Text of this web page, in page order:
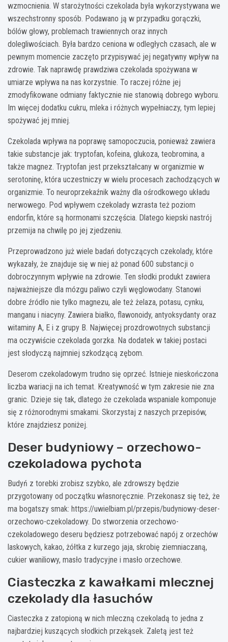
wzmocnienia. W starożytności czekolada była wykorzystywana we
wszechstronny sposób. Podawano ją w przypadku gorączki,
bólów głowy, problemach trawiennych oraz innych
dolegliwościach. Była bardzo ceniona w odległych czasach, ale w
pewnym momencie zaczęto przypisywać jej negatywny wpływ na
zdrowie. Tak naprawdę prawdziwa czekolada spożywana w
umiarze wpływa na nas korzystnie. To raczej różne jej
zmodyfikowane odmiany faktycznie nie stanowią dobrego wyboru.
Im więcej dodatku cukru, mleka i różnych wypełniaczy, tym lepiej
spożywać jej mniej.
Czekolada wpływa na poprawę samopoczucia, ponieważ zawiera
takie substancje jak: tryptofan, kofeina, glukoza, teobromina, a
także magnez. Tryptofan jest przekształcany w organizmie w
serotoninę, która uczestniczy w wielu procesach zachodzących w
organizmie. To neuroprzekaźnik ważny dla ośrodkowego układu
nerwowego. Pod wpływem czekolady wzrasta też poziom
endorfin, które są hormonami szczęścia. Dlatego kiepski nastrój
przemija na chwilę po jej zjedzeniu.
Przeprowadzono już wiele badań dotyczących czekolady, które
wykazały, że znajduje się w niej aż ponad 600 substancji o
dobroczynnym wpływie na zdrowie. Ten słodki produkt zawiera
najważniejsze dla mózgu paliwo czyli węglowodany. Stanowi
dobre źródło nie tylko magnezu, ale też żelaza, potasu, cynku,
manganu i niacyny. Zawiera białko, flawonoidy, antyoksydanty oraz
witaminy A, E i z grupy B. Najwięcej prozdrowotnych substancji
ma oczywiście czekolada gorzka. Na dodatek w takiej postaci
jest słodyczą najmniej szkodzącą zębom.
Deserom czekoladowym trudno się oprzeć. Istnieje nieskończona
liczba wariacji na ich temat. Kreatywność w tym zakresie nie zna
granic. Dzieje się tak, dlatego że czekolada wspaniale komponuje
się z różnorodnymi smakami. Skorzystaj z naszych przepisów,
które znajdziesz poniżej.
Deser budyniowy – orzechowo-
czekoladowa pychota
Budyń z torebki zrobisz szybko, ale zdrowszy będzie
przygotowany od początku własnoręcznie. Przekonasz się też, że
ma bogatszy smak: https://uwielbiam.pl/przepis/budyniowy-deser-
orzechowo-czekoladowy. Do stworzenia orzechowo-
czekoladowego deseru będziesz potrzebować napój z orzechów
laskowych, kakao, żółtka z kurzego jaja, skrobię ziemniaczaną,
cukier waniliowy, masło tradycyjne i masło orzechowe.
Ciasteczka z kawałkami mlecznej
czekolady dla łasuchów
Ciasteczka z zatopioną w nich mleczną czekoladą to jedna z
najbardziej kuszących słodkich przekąsek. Zaletą jest też